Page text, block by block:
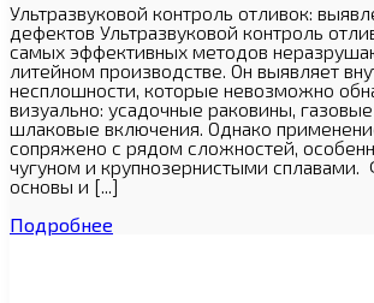
Ультразвуковой контроль отливок:
дефектов Ультразвуковой контроль
самых эффективных методов
литейном производстве. Он выявляет
несплошности, которые невозможно
визуально: усадочные раковины,
шлаковые включения. Однако
сопряжено с рядом сложностей,
чугуном и крупнозернистыми сплавами.
основы и [...]
Подробнее